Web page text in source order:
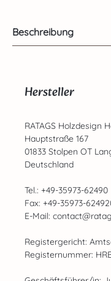
Beschreibung
Hersteller
RATAGS Holzdesign
Hauptstraße 167
01833 Stolpen OT
Deutschland
Tel.: +49-35973-62490
Fax: +49-35973-
E-Mail:
Registergericht:
Registernummer: